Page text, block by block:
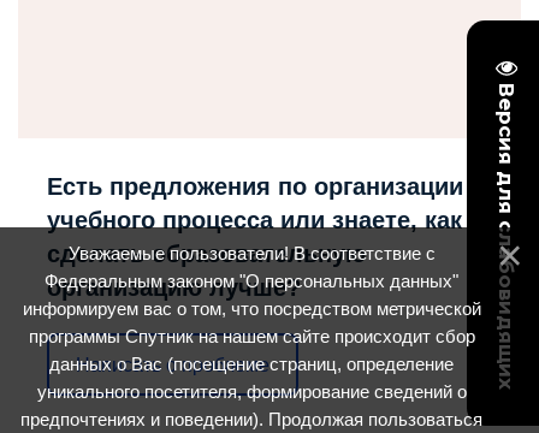
Версия для слабовидящих
Есть предложения по организации
учебного процесса или знаете, как
сделать образовательную
организацию лучше?
Написать о проблеме
Уважаемые пользователи! В соответствие с
Федеральным законом "О персональных данных"
информируем вас о том, что посредством метрической
программы Спутник на нашем сайте происходит сбор
данных о Вас (посещение страниц, определение
уникального посетителя, формирование сведений о
предпочтениях и поведении). Продолжая пользоваться